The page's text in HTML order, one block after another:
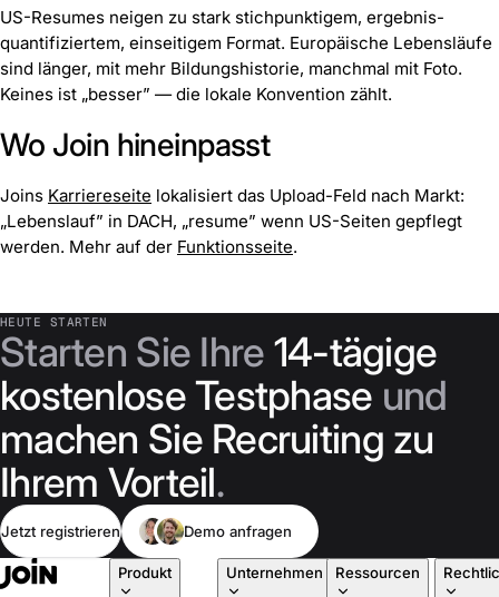
US-Resumes neigen zu stark stichpunktigem, ergebnis-
quantifiziertem, einseitigem Format. Europäische Lebensläufe
sind länger, mit mehr Bildungshistorie, manchmal mit Foto.
Keines ist „besser” — die lokale Konvention zählt.
Wo Join hineinpasst
Joins Karriereseite lokalisiert das Upload-Feld nach Markt:
„Lebenslauf” in DACH, „resume” wenn US-Seiten gepflegt
werden. Mehr auf der Funktionsseite.
HEUTE STARTEN
Starten Sie Ihre 14-tägige
kostenlose Testphase und
machen Sie Recruiting zu
Ihrem Vorteil.
Jetzt registrieren Demo anfragen
Produkt Unternehmen Ressourcen